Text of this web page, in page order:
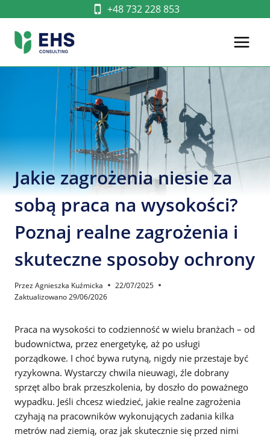
do
treści
+48 732 228 853
Jakie zagrożenia niesie za
sobą praca na wysokości?
Poznaj realne zagrożenia i
skuteczne sposoby ochrony
PrzezAgnieszka Kuźmicka
22/07/2025
Zaktualizowano29/06/2026
Praca na wysokości to codzienność w wielu branżach – od
budownictwa, przez energetykę, aż po usługi
porządkowe. I choć bywa rutyną, nigdy nie przestaje być
ryzykowna. Wystarczy chwila nieuwagi, źle dobrany
sprzęt albo brak przeszkolenia, by doszło do poważnego
wypadku. Jeśli chcesz wiedzieć, jakie realne zagrożenia
czyhają na pracowników wykonujących zadania kilka
metrów nad ziemią, oraz jak skutecznie się przed nimi